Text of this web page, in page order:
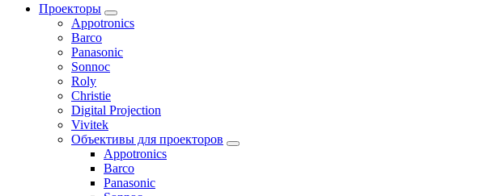
Проекторы
Appotronics
Barco
Panasonic
Sonnoc
Roly
Christie
Digital Projection
Vivitek
Объективы для проекторов
Appotronics
Barco
Panasonic